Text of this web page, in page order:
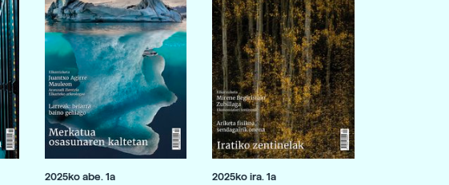
2025ko abe. 1a 2025ko ira. 1a